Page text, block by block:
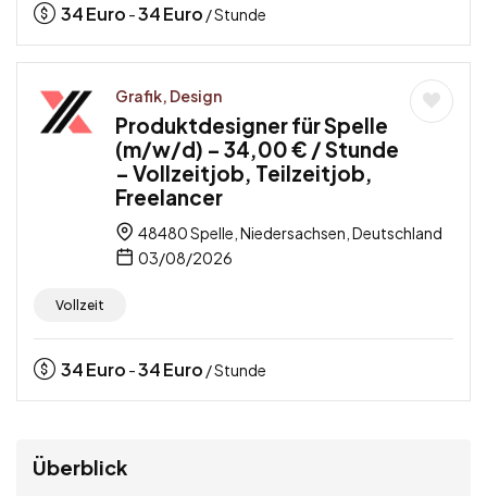
34Euro -34Euro / Stunde
Grafik, Design
Produktdesigner für Spelle
(m/w/d) – 34,00 € / Stunde
– Vollzeitjob, Teilzeitjob,
Freelancer
48480 Spelle, Niedersachsen, Deutschland
03/08/2026
Vollzeit
34Euro -34Euro / Stunde
Überblick